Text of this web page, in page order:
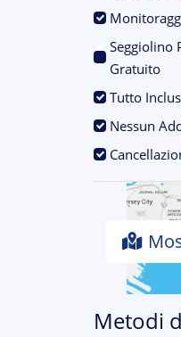
Seggiolino
Gratuito
Tutto
Nessun
Metodi